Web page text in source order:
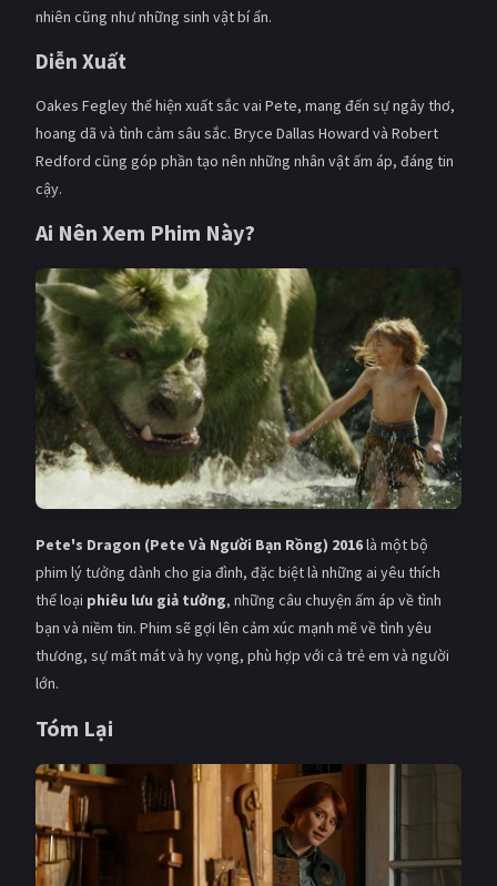
nhiên cũng như những sinh vật bí ẩn.
Diễn Xuất
Oakes Fegley thể hiện xuất sắc vai Pete, mang đến sự ngây thơ,
hoang dã và tình cảm sâu sắc. Bryce Dallas Howard và Robert
Redford cũng góp phần tạo nên những nhân vật ấm áp, đáng tin
cậy.
Ai Nên Xem Phim Này?
Pete's Dragon (Pete Và Người Bạn Rồng) 2016là một bộ
phim lý tưởng dành cho gia đình, đặc biệt là những ai yêu thích
thể loại phiêu lưu giả tưởng, những câu chuyện ấm áp về tình
bạn và niềm tin. Phim sẽ gợi lên cảm xúc mạnh mẽ về tình yêu
thương, sự mất mát và hy vọng, phù hợp với cả trẻ em và người
lớn.
Tóm Lại